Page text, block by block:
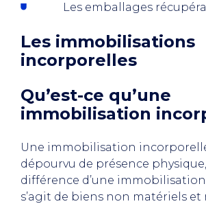
Les emballages
Les immobilisations
incorporelles
Qu’est-ce qu’une
immobilisation
Une immobilisation
dépourvu de présence
différence d’une immobilisation
s’agit de biens non matériels et